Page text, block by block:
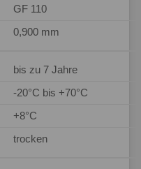
GF 110
0,900 mm
bis zu 7 Jahre
-20°C bis +70°C
+8°C
trocken